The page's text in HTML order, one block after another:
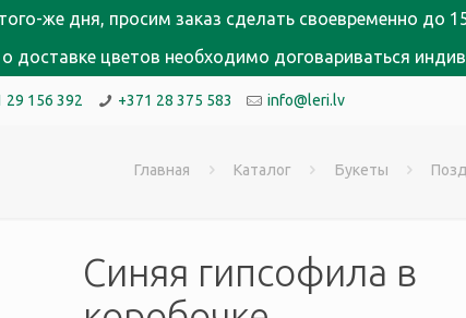
же дня, просим заказ сделать своевременно до
о доставке цветов необходимо договариваться
29 156 392 +371 28 375 583 info@leri.lv
Главная Каталог Букеты
Синяя гипсофила в